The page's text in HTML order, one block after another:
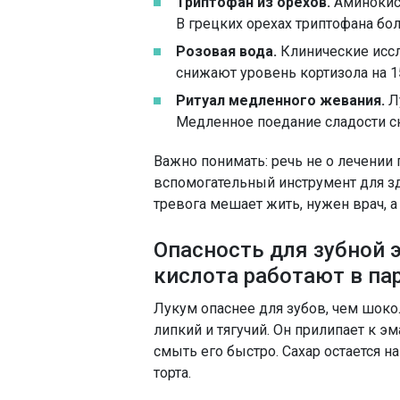
В грецких орехах триптофана
Розовая вода. Клинические
снижают уровень кортизола на
Ритуал медленного жевания.
Медленное поедание сладости
Важно понимать: речь не о лечении
вспомогательный инструмент для
тревога мешает жить, нужен врач, а
Опасность для зубной
кислота работают в
Лукум опаснее для зубов, чем
липкий и тягучий. Он прилипает к
смыть его быстро. Сахар остается
торта.